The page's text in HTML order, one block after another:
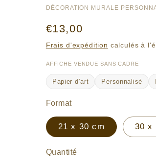
DÉCORATION MURALE
Prix
habituel
€13,00
Frais d'expédition calculés à
AFFICHE VENDUE SANS CADRE
Papier d’art Personnalisé
Format
21 x 30 cm 30 x
Quantité